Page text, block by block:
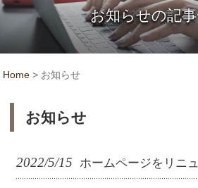
お知らせの記
Home > お知らせ
お知らせ
2022/5/15 ホームページをリニ